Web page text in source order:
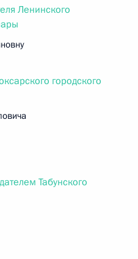
Ленинского
городского
Табунского